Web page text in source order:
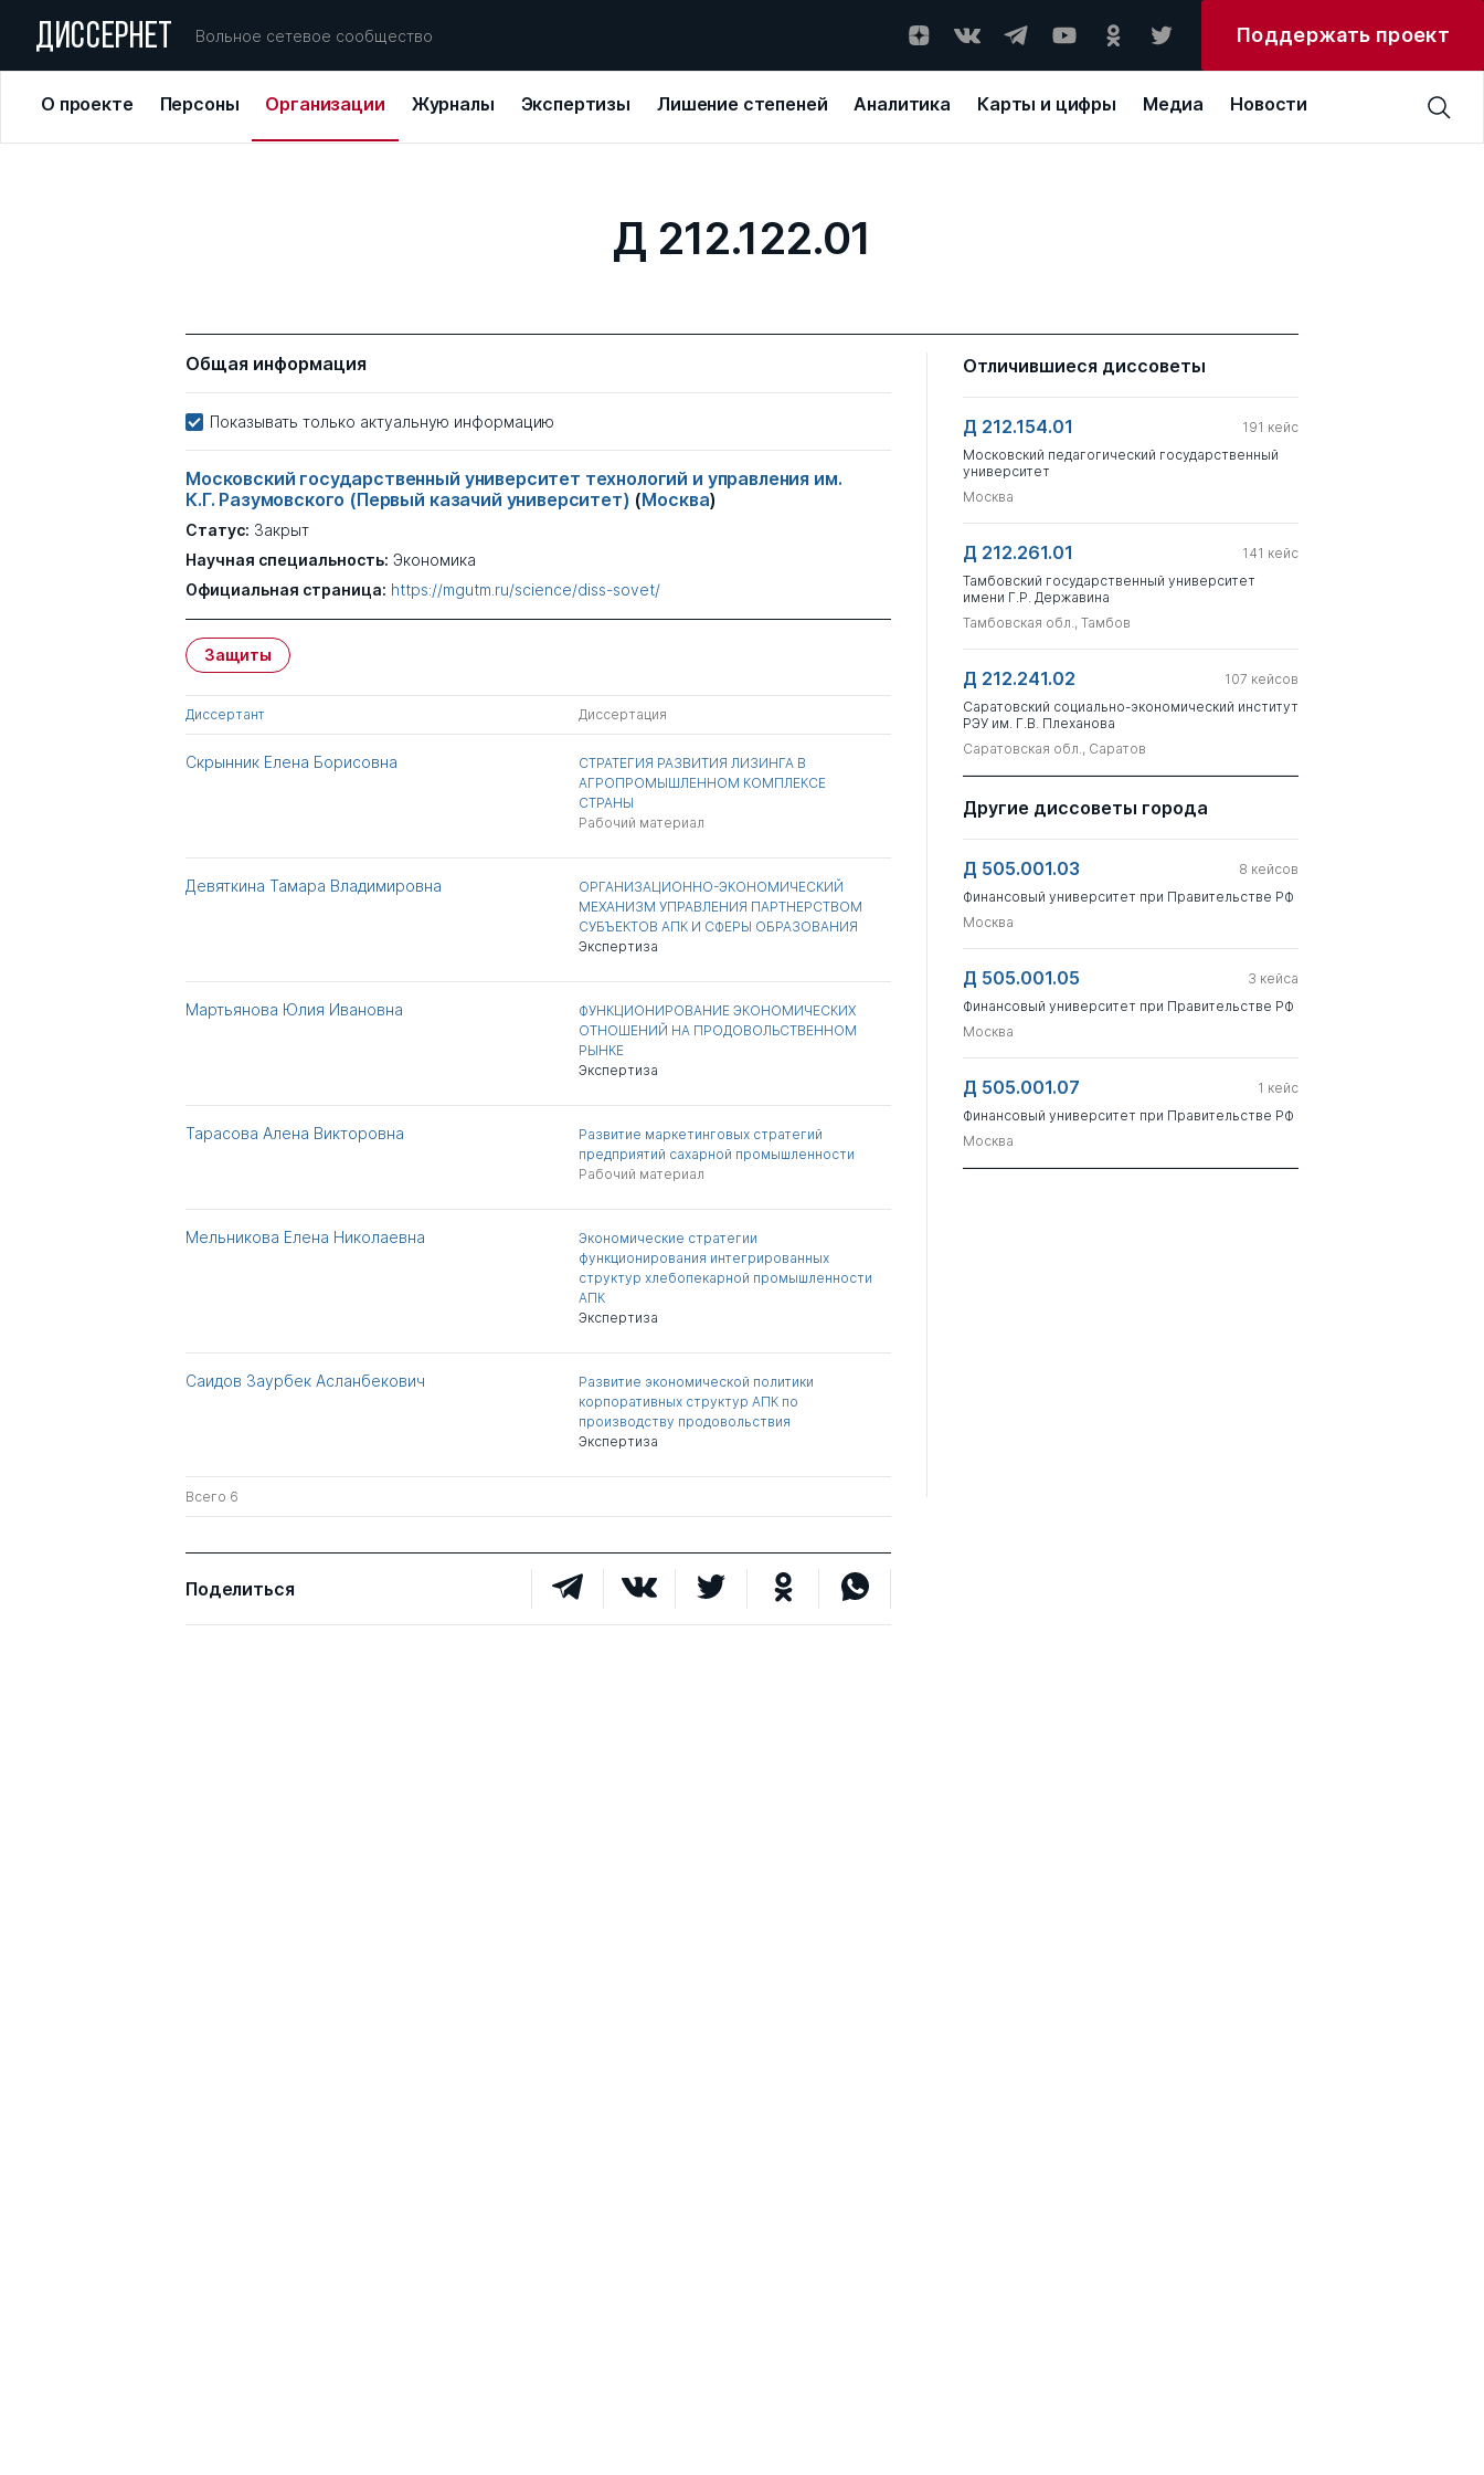
ДИССЕРНЕТ Вольное сетевое сообщество Поддержать проект
О проекте Персоны Организации Журналы Экспертизы Лишение степеней Аналитика Карты и цифры Медиа Новости
Д 212.122.01
Общая информация
Показывать только актуальную информацию
Московский государственный университет технологий и управления им.
К.Г. Разумовского (Первый казачий университет) (Москва)
Статус: Закрыт
Научная специальность: Экономика
Официальная страница: https://mgutm.ru/science/diss-sovet/
Защиты
Диссертант Диссертация
Скрынник Елена Борисовна
СТРАТЕГИЯ РАЗВИТИЯ ЛИЗИНГА В
АГРОПРОМЫШЛЕННОМ КОМПЛЕКСЕ
СТРАНЫ
Рабочий материал
Девяткина Тамара Владимировна
ОРГАНИЗАЦИОННО-ЭКОНОМИЧЕСКИЙ
МЕХАНИЗМ УПРАВЛЕНИЯ ПАРТНЕРСТВОМ
СУБЪЕКТОВ АПК И СФЕРЫ ОБРАЗОВАНИЯ
Экспертиза
Мартьянова Юлия Ивановна
ФУНКЦИОНИРОВАНИЕ ЭКОНОМИЧЕСКИХ
ОТНОШЕНИЙ НА ПРОДОВОЛЬСТВЕННОМ
РЫНКЕ
Экспертиза
Тарасова Алена Викторовна
Развитие маркетинговых стратегий
предприятий сахарной промышленности
Рабочий материал
Мельникова Елена Николаевна
Экономические стратегии
функционирования интегрированных
структур хлебопекарной промышленности
АПК
Экспертиза
Саидов Заурбек Асланбекович
Развитие экономической политики
корпоративных структур АПК по
производству продовольствия
Экспертиза
Всего 6
Поделиться
Отличившиеся диссоветы
Д 212.154.01 191 кейс
Московский педагогический государственный
университет
Москва
Д 212.261.01 141 кейс
Тамбовский государственный университет
имени Г.Р. Державина
Тамбовская обл., Тамбов
Д 212.241.02 107 кейсов
Саратовский социально-экономический институт
РЭУ им. Г.В. Плеханова
Саратовская обл., Саратов
Другие диссоветы города
Д 505.001.03 8 кейсов
Финансовый университет при Правительстве РФ
Москва
Д 505.001.05 3 кейса
Финансовый университет при Правительстве РФ
Москва
Д 505.001.07 1 кейс
Финансовый университет при Правительстве РФ
Москва